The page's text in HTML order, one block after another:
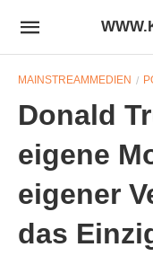
MAINSTREAMMEDIEN
Donald
eigene
eigener
das